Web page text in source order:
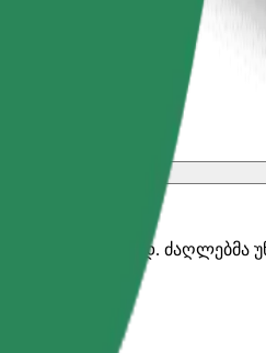
ერთად. ძაღლებმა